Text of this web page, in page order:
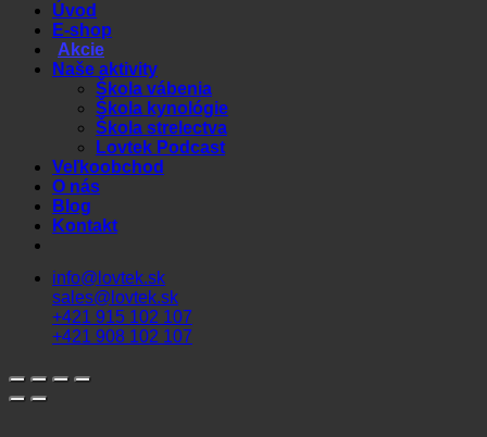
Úvod
E-shop
Akcie
Naše aktivity
Škola vábenia
Škola kynológie
Škola strelectva
Lovtek Podcast
Veľkoobchod
O nás
Blog
Kontakt
info@lovtek.sk
sales@lovtek.sk
+421 915 102 107
+421 908 102 107